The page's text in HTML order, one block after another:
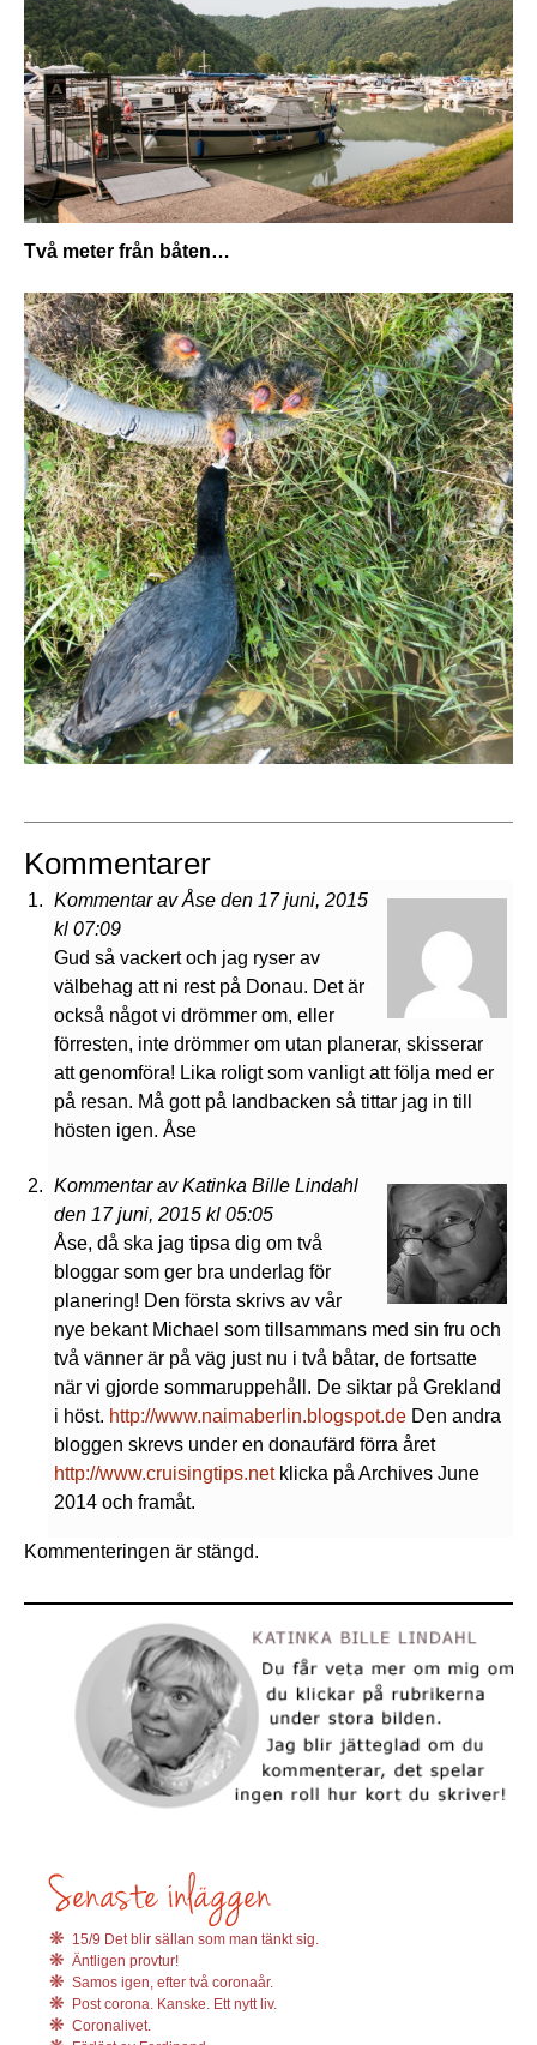
Två meter från båten…
Kommentarer
Kommentar av Åse den 17 juni, 2015
kl 07:09
Gud så vackert och jag ryser av
välbehag att ni rest på Donau. Det är
också något vi drömmer om, eller
förresten, inte drömmer om utan planerar, skisserar
att genomföra! Lika roligt som vanligt att följa med er
på resan. Må gott på landbacken så tittar jag in till
hösten igen. Åse
Kommentar av Katinka Bille Lindahl
den 17 juni, 2015 kl 05:05
Åse, då ska jag tipsa dig om två
bloggar som ger bra underlag för
planering! Den första skrivs av vår
nye bekant Michael som tillsammans med sin fru och
två vänner är på väg just nu i två båtar, de fortsatte
när vi gjorde sommaruppehåll. De siktar på Grekland
i höst. http://www.naimaberlin.blogspot.de Den andra
bloggen skrevs under en donaufärd förra året
http://www.cruisingtips.netklicka på Archives June
2014 och framåt.
Kommenteringen är stängd.
15/9 Det blir sällan som man tänkt sig.
Äntligen provtur!
Samos igen, efter två coronaår.
Post corona. Kanske. Ett nytt liv.
Coronalivet.